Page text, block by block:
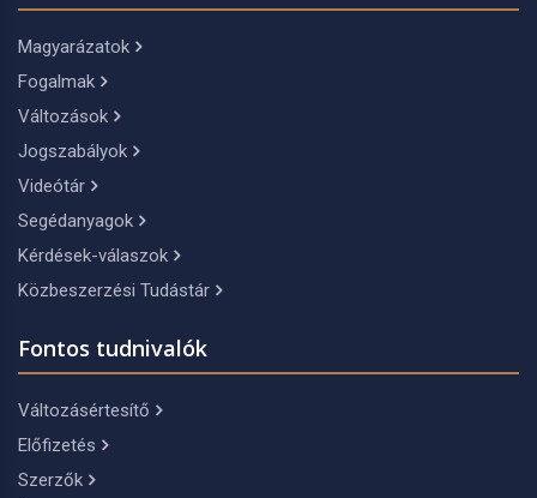
Magyarázatok
Fogalmak
Változások
Jogszabályok
Videótár
Segédanyagok
Kérdések-válaszok
Közbeszerzési Tudástár
Fontos tudnivalók
Változásértesítő
Előfizetés
Szerzők